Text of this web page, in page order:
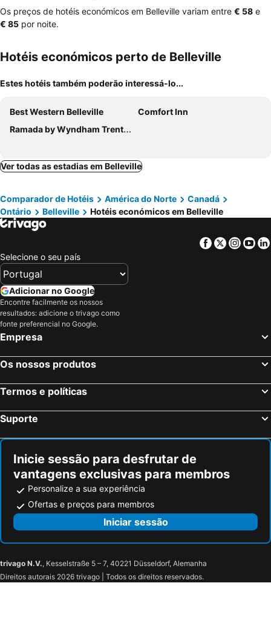
Os preços de hotéis económicos em Belleville variam entre ‎€ 58 e
‎€ 85 por noite.
Hotéis económicos perto de Belleville
Estes hotéis também poderão interessá-lo...
Best Western Belleville
Comfort Inn
Ramada by Wyndham Trenton
Ver todas as estadias em Belleville
Comparador de Hotéis América do Norte
Canadá
Ontário
Belleville Hotéis económicos em Belleville
Facebook
Twitter
Selecione o seu país
Adicionar no Google
Encontre facilmente os nossos
resultados: adicione o trivago como
fonte preferencial no Google.
Empresa
Os nossos produtos
Termos e políticas
Suporte
Inicie sessão para desfrutar de
vantagens exclusivas para membros
Personalize a sua experiência
Ofertas e preços para membros
Iniciar sessão
trivago N.V., Kesselstraße 5 – 7, 40221 Düsseldorf, Alemanha
Direitos autorais 2026 trivago | Todos os direitos reservados.